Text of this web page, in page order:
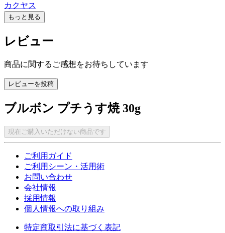
カクヤス
もっと見る
レビュー
商品に関するご感想をお待ちしています
レビューを投稿
ブルボン プチうす焼 30g
現在ご購入いただけない商品です
ご利用ガイド
ご利用シーン・活用術
お問い合わせ
会社情報
採用情報
個人情報への取り組み
特定商取引法に基づく表記